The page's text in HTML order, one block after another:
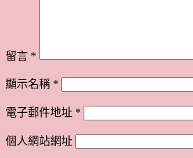
留言 *
顯示名稱 *
電子郵件地址 *
個人網站網址